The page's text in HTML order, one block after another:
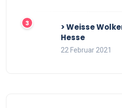
> Weisse
Hesse
22 Februar 2021